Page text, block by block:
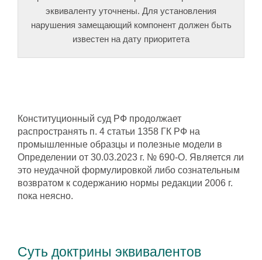
эквиваленту уточнены. Для установления
нарушения замещающий компонент должен быть
известен на дату приоритета
Конституционный суд РФ продолжает
распространять п. 4 статьи 1358 ГК РФ на
промышленные образцы и полезные модели в
Определении от 30.03.2023 г. № 690-О. Является ли
это неудачной формулировкой либо сознательным
возвратом к содержанию нормы редакции 2006 г.
пока неясно.
Суть доктрины эквивалентов